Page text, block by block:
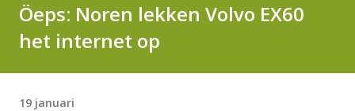
Öeps: Noren lekken Volvo EX60
het internet op
19 januari